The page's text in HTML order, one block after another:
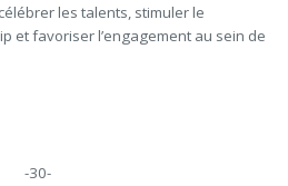
les talents, stimuler le
et favoriser l’engagement au sein de
-30-